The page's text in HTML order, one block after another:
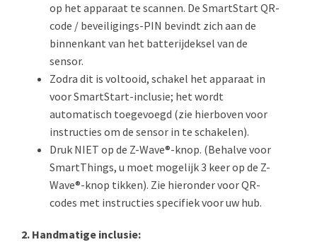
op het apparaat te scannen. De SmartStart QR-
code / beveiligings-PIN bevindt zich aan de
binnenkant van het batterijdeksel van de
sensor.
Zodra dit is voltooid, schakel het apparaat in
voor SmartStart-inclusie; het wordt
automatisch toegevoegd (zie hierboven voor
instructies om de sensor in te schakelen).
Druk NIET op de Z-Wave®-knop. (Behalve voor
SmartThings, u moet mogelijk 3 keer op de Z-
Wave®-knop tikken). Zie hieronder voor QR-
codes met instructies specifiek voor uw hub.
2. Handmatige inclusie: